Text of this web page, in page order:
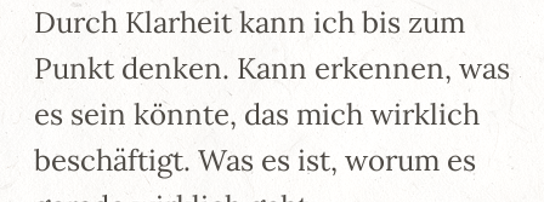
Durch Klarheit kann ich bis zum
Punkt denken. Kann erkennen, was
es sein könnte, das mich wirklich
beschäftigt. Was es ist, worum es